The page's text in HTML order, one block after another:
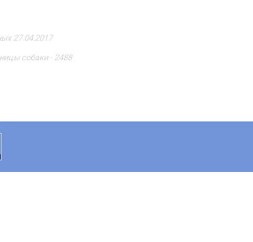
27.04.2017
собаки - 2488